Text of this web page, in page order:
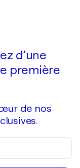
d’une
première
de nos